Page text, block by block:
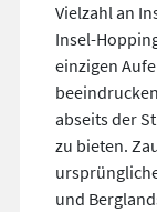
Vielzahl an
Insel-
einzigen
abseits der
zu bieten.
und